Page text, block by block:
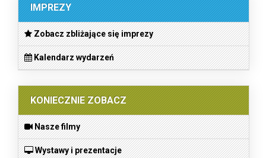
IMPREZY
Zobacz zbliżające się imprezy
Kalendarz wydarzeń
KONIECZNIE ZOBACZ
Nasze filmy
Wystawy i prezentacje